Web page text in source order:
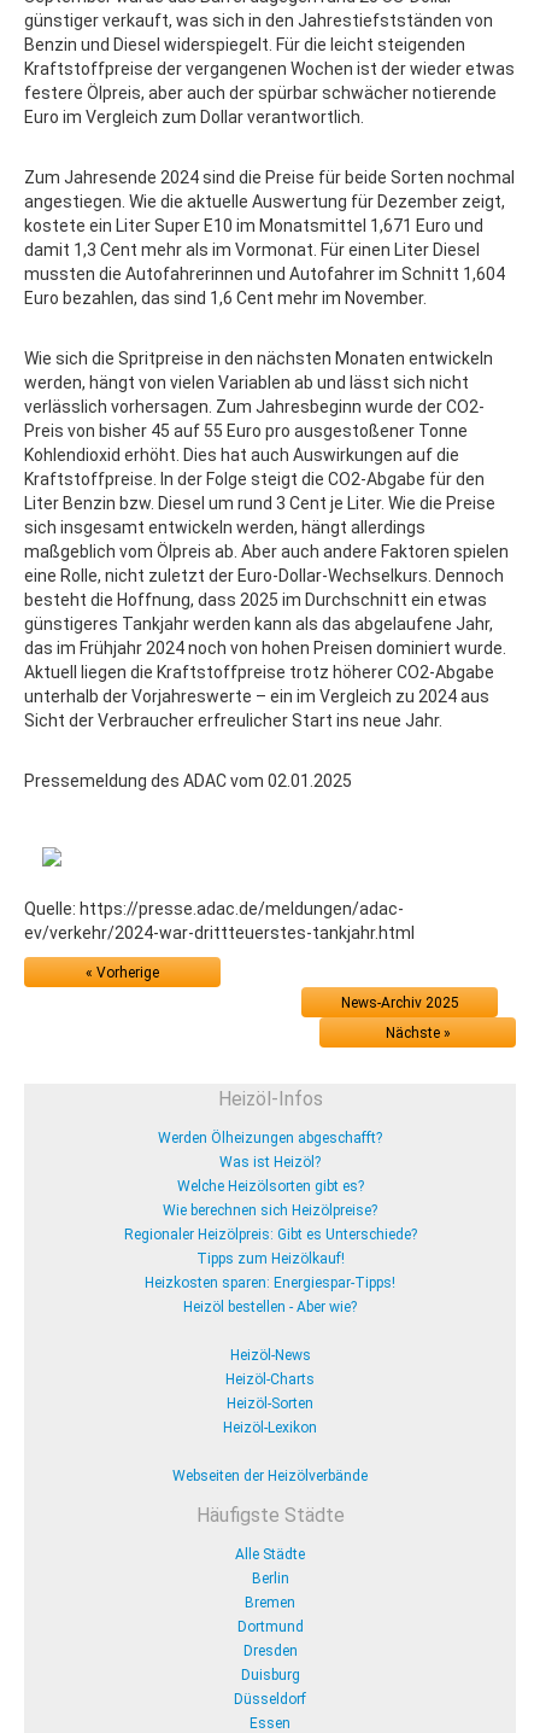
günstiger verkauft, was sich in den Jahrestiefstständen von
Benzin und Diesel widerspiegelt. Für die leicht steigenden
Kraftstoffpreise der vergangenen Wochen ist der wieder etwas
festere Ölpreis, aber auch der spürbar schwächer notierende
Euro im Vergleich zum Dollar verantwortlich.
Zum Jahresende 2024 sind die Preise für beide Sorten nochmal
angestiegen. Wie die aktuelle Auswertung für Dezember zeigt,
kostete ein Liter Super E10 im Monatsmittel 1,671 Euro und
damit 1,3 Cent mehr als im Vormonat. Für einen Liter Diesel
mussten die Autofahrerinnen und Autofahrer im Schnitt 1,604
Euro bezahlen, das sind 1,6 Cent mehr im November.
Wie sich die Spritpreise in den nächsten Monaten entwickeln
werden, hängt von vielen Variablen ab und lässt sich nicht
verlässlich vorhersagen. Zum Jahresbeginn wurde der CO2-
Preis von bisher 45 auf 55 Euro pro ausgestoßener Tonne
Kohlendioxid erhöht. Dies hat auch Auswirkungen auf die
Kraftstoffpreise. In der Folge steigt die CO2-Abgabe für den
Liter Benzin bzw. Diesel um rund 3 Cent je Liter. Wie die Preise
sich insgesamt entwickeln werden, hängt allerdings
maßgeblich vom Ölpreis ab. Aber auch andere Faktoren spielen
eine Rolle, nicht zuletzt der Euro-Dollar-Wechselkurs. Dennoch
besteht die Hoffnung, dass 2025 im Durchschnitt ein etwas
günstigeres Tankjahr werden kann als das abgelaufene Jahr,
das im Frühjahr 2024 noch von hohen Preisen dominiert wurde.
Aktuell liegen die Kraftstoffpreise trotz höherer CO2-Abgabe
unterhalb der Vorjahreswerte – ein im Vergleich zu 2024 aus
Sicht der Verbraucher erfreulicher Start ins neue Jahr.
Pressemeldung des ADAC vom 02.01.2025
Quelle: https://presse.adac.de/meldungen/adac-
ev/verkehr/2024-war-drittteuerstes-tankjahr.html
« Vorherige
News-Archiv 2025
Nächste »
Heizöl-Infos
Werden Ölheizungen abgeschafft?
Was ist Heizöl?
Welche Heizölsorten gibt es?
Wie berechnen sich Heizölpreise?
Regionaler Heizölpreis: Gibt es Unterschiede?
Tipps zum Heizölkauf!
Heizkosten sparen: Energiespar-Tipps!
Heizöl bestellen - Aber wie?
Heizöl-News
Heizöl-Charts
Heizöl-Sorten
Heizöl-Lexikon
Webseiten der Heizölverbände
Häufigste Städte
Alle Städte
Berlin
Bremen
Dortmund
Dresden
Duisburg
Düsseldorf
Essen